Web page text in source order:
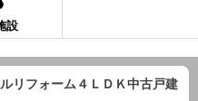
設
リフォーム４ＬＤＫ中古戸建